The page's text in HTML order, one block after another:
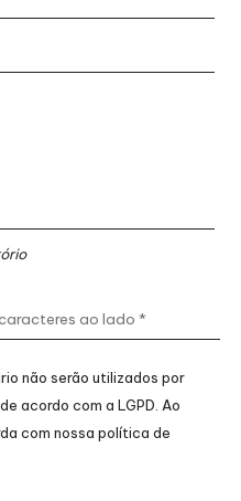
não serão utilizados por
acordo com a LGPD . Ao
com nossa política de